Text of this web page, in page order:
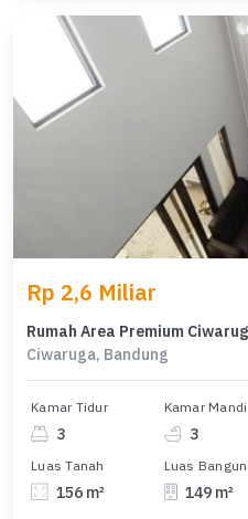
Rp 2,6 Miliar
Ciwaruga, Bandung
Kamar Tidur
3
Kamar Mandi
3
Luas Tanah
156 m²
Luas
149 m²